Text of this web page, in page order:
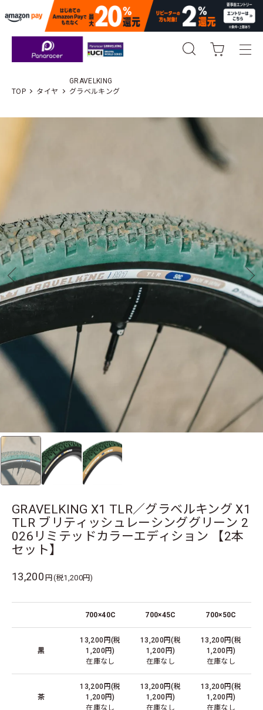
TOP タイヤ
GRAVELKING
グラベルキング
GRAVELKING X1 TLR／グラベルキング X1
TLR ブリティッシュレーシンググリーン 2
026リミテッドカラーエディション 【2本
セット】
13,200 円(税1,200円)
700×40C 700×45C 700×50C
黒
13,200円(税
1,200円)
在庫なし
13,200円(税
1,200円)
在庫なし
13,200円(税
1,200円)
在庫なし
茶
13,200円(税
1,200円)
在庫なし
13,200円(税
1,200円)
在庫なし
13,200円(税
1,200円)
在庫なし